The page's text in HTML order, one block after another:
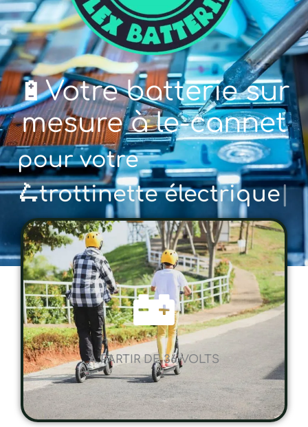
🔋Votre batterie sur
mesure à le-cannet
pour votre🚲 vé
A PARTIR DE 36 VOLTS